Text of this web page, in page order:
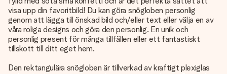
visa upp din favoritbild! Du kan göra snögloben personlig
genom att lägga till önskad bild och/eller text eller välja en av
våra roliga designs och göra den personlig. En unik och
personlig present för många tillfällen eller ett fantastiskt
tillskott till ditt eget hem.
Den rektangulära snögloben är tillverkad av kraftigt plexiglas